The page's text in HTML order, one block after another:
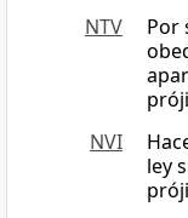
NTV
Por
NVI
ley